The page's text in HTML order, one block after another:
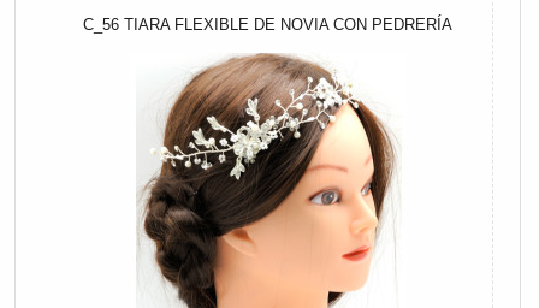
C_56 TIARA FLEXIBLE DE NOVIA CON PEDRERÍA